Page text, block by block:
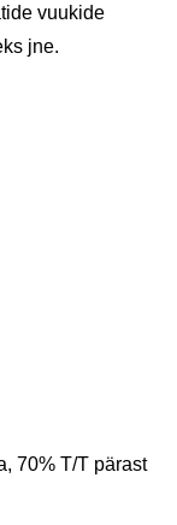
vuukide
jne.
70% T/T pärast